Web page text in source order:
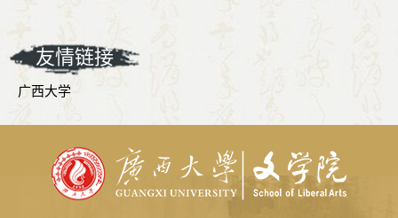
友情链接
广西大学